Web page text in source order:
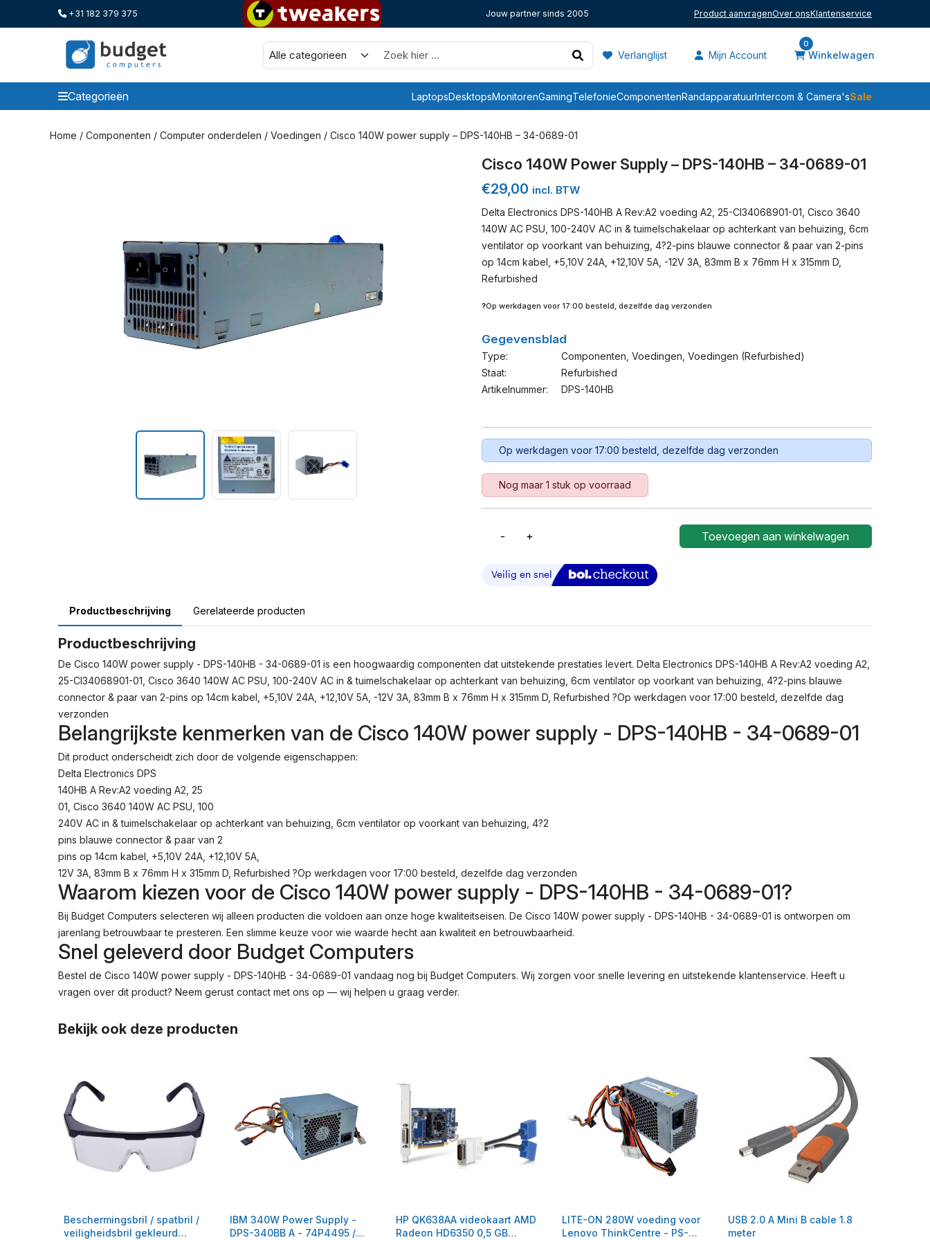
+31 182 379 375 Jouw partner sinds 2005 Product aanvragenOver onsKlantenservice
Verlanglijst Mijn Account
0
Winkelwagen
Categorieën LaptopsDesktopsMonitorenGamingTelefonieComponentenRandapparatuurIntercom & Camera'sSale
Categorieen
Home / Componenten / Computer onderdelen / Voedingen / Cisco 140W power supply – DPS-140HB – 34-0689-01
Cisco 140W Power Supply – DPS-140HB – 34-0689-01
€29,00 incl. BTW
Delta Electronics DPS-140HB A Rev:A2 voeding A2, 25-CI34068901-01, Cisco 3640
140W AC PSU, 100-240V AC in & tuimelschakelaar op achterkant van behuizing, 6cm
ventilator op voorkant van behuizing, 4?2-pins blauwe connector & paar van 2-pins
op 14cm kabel, +5,10V 24A, +12,10V 5A, -12V 3A, 83mm B x 76mm H x 315mm D,
Refurbished
?Op werkdagen voor 17:00 besteld, dezelfde dag verzonden
Gegevensblad
Type: Componenten Voedingen Voedingen (refurbished)
Staat:
Refurbished
Artikelnummer:
DPS-140HB
Op werkdagen voor 17:00 besteld, dezelfde dag verzonden
Nog maar 1 stuk op voorraad
-
Power
140HB
34-
01
Aantal
+ Toevoegen aan winkelwagen
Productbeschrijving Gerelateerde producten
Productbeschrijving
De Cisco 140W power supply - DPS-140HB - 34-0689-01 is een hoogwaardig componenten dat uitstekende prestaties levert. Delta Electronics DPS-140HB A Rev:A2 voeding A2,
25-CI34068901-01, Cisco 3640 140W AC PSU, 100-240V AC in & tuimelschakelaar op achterkant van behuizing, 6cm ventilator op voorkant van behuizing, 4?2-pins blauwe
connector & paar van 2-pins op 14cm kabel, +5,10V 24A, +12,10V 5A, -12V 3A, 83mm B x 76mm H x 315mm D, Refurbished ?Op werkdagen voor 17:00 besteld, dezelfde dag
verzonden
Belangrijkste kenmerken van de Cisco 140W power supply - DPS-140HB - 34-0689-01
Dit product onderscheidt zich door de volgende eigenschappen:
Delta Electronics DPS
140HB A Rev:A2 voeding A2, 25
01, Cisco 3640 140W AC PSU, 100
240V AC in & tuimelschakelaar op achterkant van behuizing, 6cm ventilator op voorkant van behuizing, 4?2
pins blauwe connector & paar van 2
pins op 14cm kabel, +5,10V 24A, +12,10V 5A,
12V 3A, 83mm B x 76mm H x 315mm D, Refurbished ?Op werkdagen voor 17:00 besteld, dezelfde dag verzonden
Waarom kiezen voor de Cisco 140W power supply - DPS-140HB - 34-0689-01?
Bij Budget Computers selecteren wij alleen producten die voldoen aan onze hoge kwaliteitseisen. De Cisco 140W power supply - DPS-140HB - 34-0689-01 is ontworpen om
jarenlang betrouwbaar te presteren. Een slimme keuze voor wie waarde hecht aan kwaliteit en betrouwbaarheid.
Snel geleverd door Budget Computers
Bestel de Cisco 140W power supply - DPS-140HB - 34-0689-01 vandaag nog bij Budget Computers. Wij zorgen voor snelle levering en uitstekende klantenservice. Heeft u
vragen over dit product? Neem gerust contact met ons op — wij helpen u graag verder.
Bekijk ook deze producten
Beschermingsbril / spatbril /
veiligheidsbril gekleurd
IBM 340W Power Supply -
DPS-340BB A - 74P4495 /
HP QK638AA videokaart AMD
Radeon HD6350 0,5 GB
LITE-ON 280W voeding voor
Lenovo ThinkCentre - PS-
USB 2.0 A Mini B cable 1.8
meter